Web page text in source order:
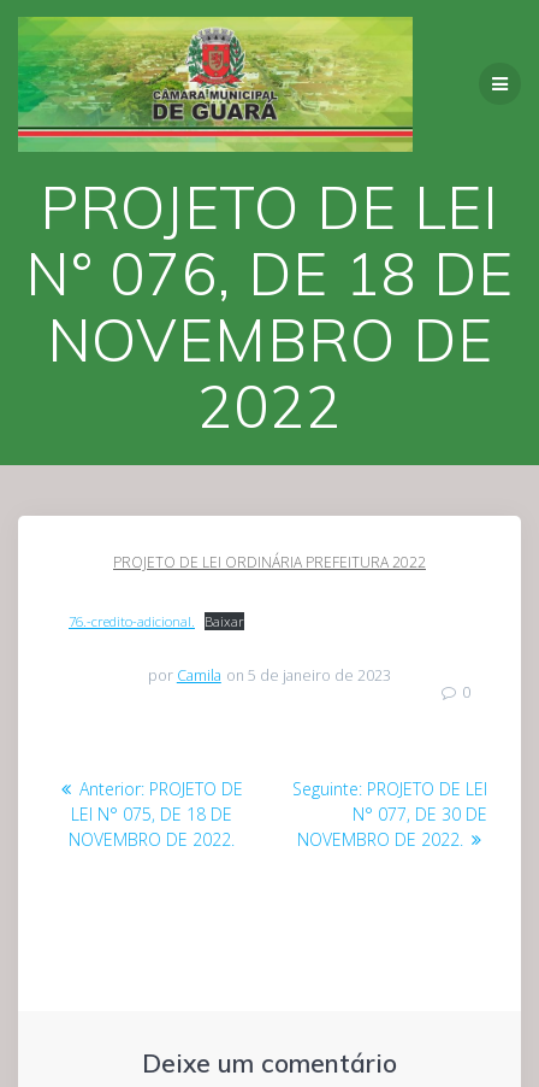
Skip
to
content
PROJETO DE LEI
N° 076, DE 18 DE
NOVEMBRO DE
2022
PROJETO DE LEI ORDINÁRIA PREFEITURA 2022
76.-credito-adicional. Baixar
por Camila on 5 de janeiro de 2023
0
Navegação
Anterior: Post
anterior:
PROJETO DE
LEI N° 075, DE 18 DE
NOVEMBRO DE 2022.
Seguinte: Post
seguinte:
PROJETO DE LEI
N° 077, DE 30 DE
NOVEMBRO DE 2022.
Deixe um comentário